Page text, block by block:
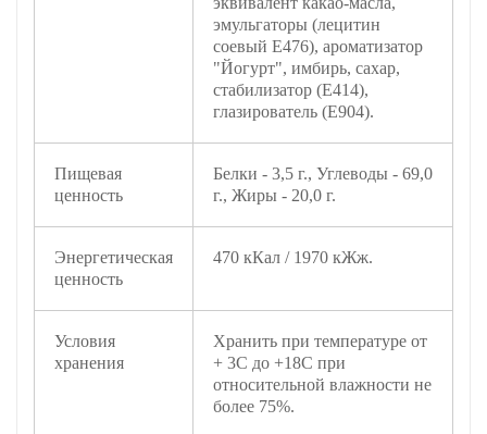
эмульгаторы (лецитин
соевый Е476), ароматизатор
"Йогурт", имбирь, сахар,
стабилизатор (Е414),
глазирователь (Е904).
Пищевая
ценность
Белки - 3,5 г., Углеводы - 69,0
г., Жиры - 20,0 г.
Энергетическая
ценность
470 кКал / 1970 кЖж.
Условия
хранения
Хранить при температуре от
+ 3С до +18С при
относительной влажности не
более 75%.